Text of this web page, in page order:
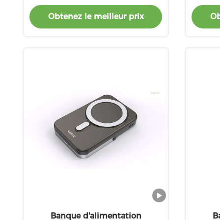
fil
Obtenez le meilleur prix
C
Banque d'alimentation